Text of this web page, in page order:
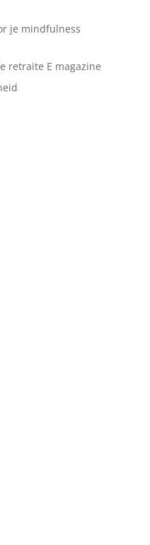
je mindfulness
retraite E magazine